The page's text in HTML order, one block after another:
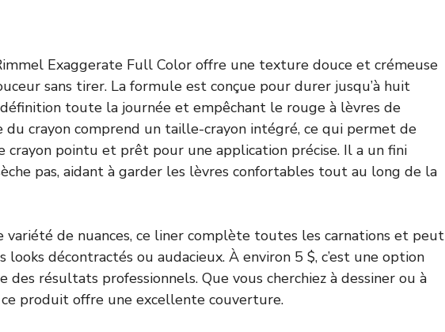
Exaggerate Full Color offre une texture douce et crémeuse
sans tirer. La formule est conçue pour durer jusqu’à huit
toute la journée et empêchant le rouge à lèvres de
du crayon comprend un taille-crayon intégré, ce qui permet de
crayon pointu et prêt pour une application précise. Il a un fini
pas, aidant à garder les lèvres confortables tout au long de la
variété de nuances, ce liner complète toutes les carnations et peut
décontractés ou audacieux. À environ 5 $, c’est une option
des résultats professionnels. Que vous cherchiez à dessiner ou à
produit offre une excellente couverture.